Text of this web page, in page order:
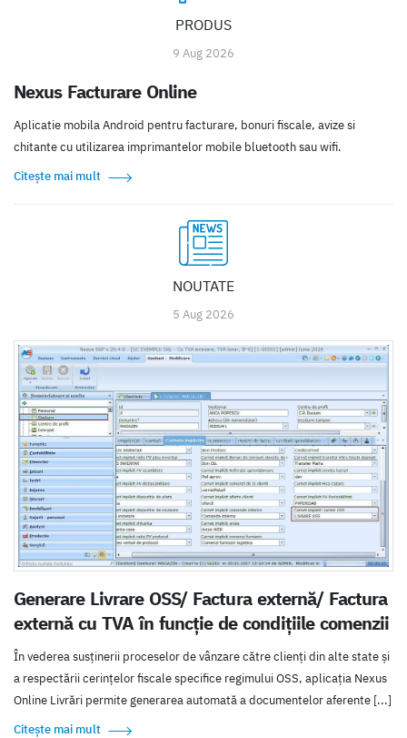
PRODUS
9 Aug 2026
Nexus Facturare Online
Aplicatie mobila Android pentru facturare, bonuri fiscale, avize si
chitante cu utilizarea imprimantelor mobile bluetooth sau wifi.
Citește mai mult
NOUTATE
5 Aug 2026
Generare Livrare OSS/ Factura externă/ Factura
externă cu TVA în funcție de condițiile comenzii
În vederea susținerii proceselor de vânzare către clienți din alte state și
a respectării cerințelor fiscale specifice regimului OSS, aplicația Nexus
Online Livrări permite generarea automată a documentelor aferente [...]
Citește mai mult